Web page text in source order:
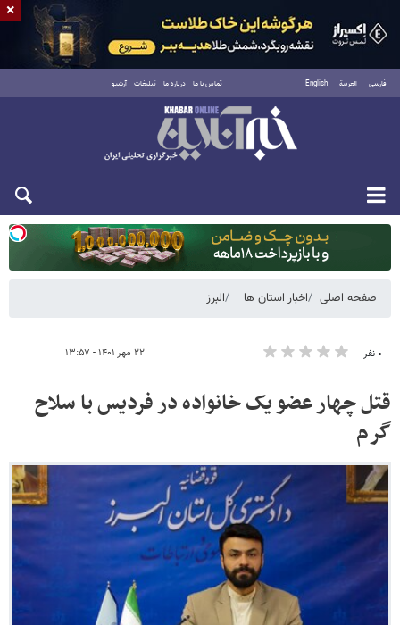
فارسی العربية English تماس با ما درباره ما تبلیغات آرشیو
دوشنبه ۱۹ مرداد ۱۴۰۵
صفحه اصلی اخبار استان ها البرز
۰ نفر ۲۲ مهر ۱۴۰۱ - ۱۳:۵۷
قتل چهار عضو یک خانواده در فردیس با سلاح
گرم
×